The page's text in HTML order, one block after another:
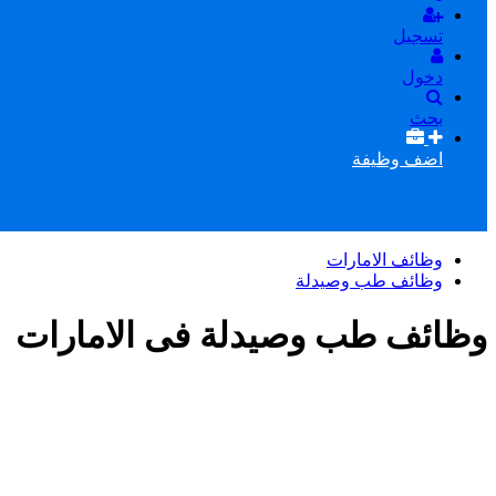
تسجيل
دخول
بحث
اضف وظيفة
وظائف الامارات
وظائف طب وصيدلة
وظائف طب وصيدلة فى الامارات